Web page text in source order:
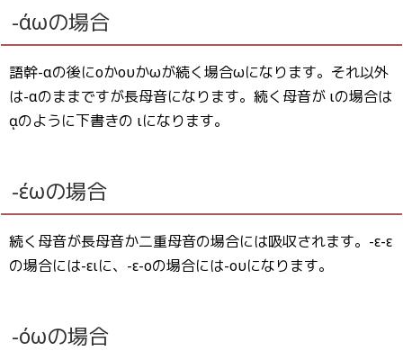
-άωの場合
語幹-αの後にοかουかωが続く場合ωになります。それ以外
は-αのままですが長母音になります。続く母音が ιの場合は
ᾳのように下書きの ιになります。
-έωの場合
続く母音が長母音か二重母音の場合には吸収されます。-ε-ε
の場合には-ειに、-ε-οの場合には-ουになります。
-όωの場合